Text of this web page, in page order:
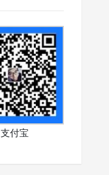
支付宝